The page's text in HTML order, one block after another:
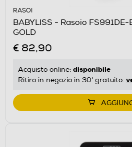
RASOI
BABYLISS - Rasoio FS991DE-
GOLD
€ 82,90
Acquisto online: disponibile
Ritiro in negozio in 30' gratuito: